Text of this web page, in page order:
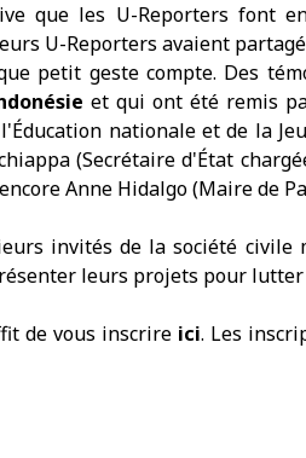
que les U-Reporters font
U-Reporters avaient
petit geste compte. Des
et qui ont été remis
nationale et de la
(Secrétaire d'État
Anne Hidalgo (Maire de
invités de la société
leurs projets pour
de vous inscrire ici. Les